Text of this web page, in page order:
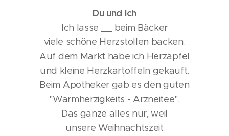
Du und Ich
Ich lasse __ beim Bäcker
viele schöne Herzstollen backen.
Auf dem Markt habe ich Herzäpfel
und kleine Herzkartoffeln gekauft.
Beim Apotheker gab es den guten
"Warmherzigkeits - Arzneitee".
Das ganze alles nur, weil
unsere Weihnachtszeit